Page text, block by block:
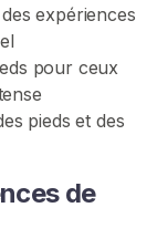
expériences
pour ceux
pieds et des
de